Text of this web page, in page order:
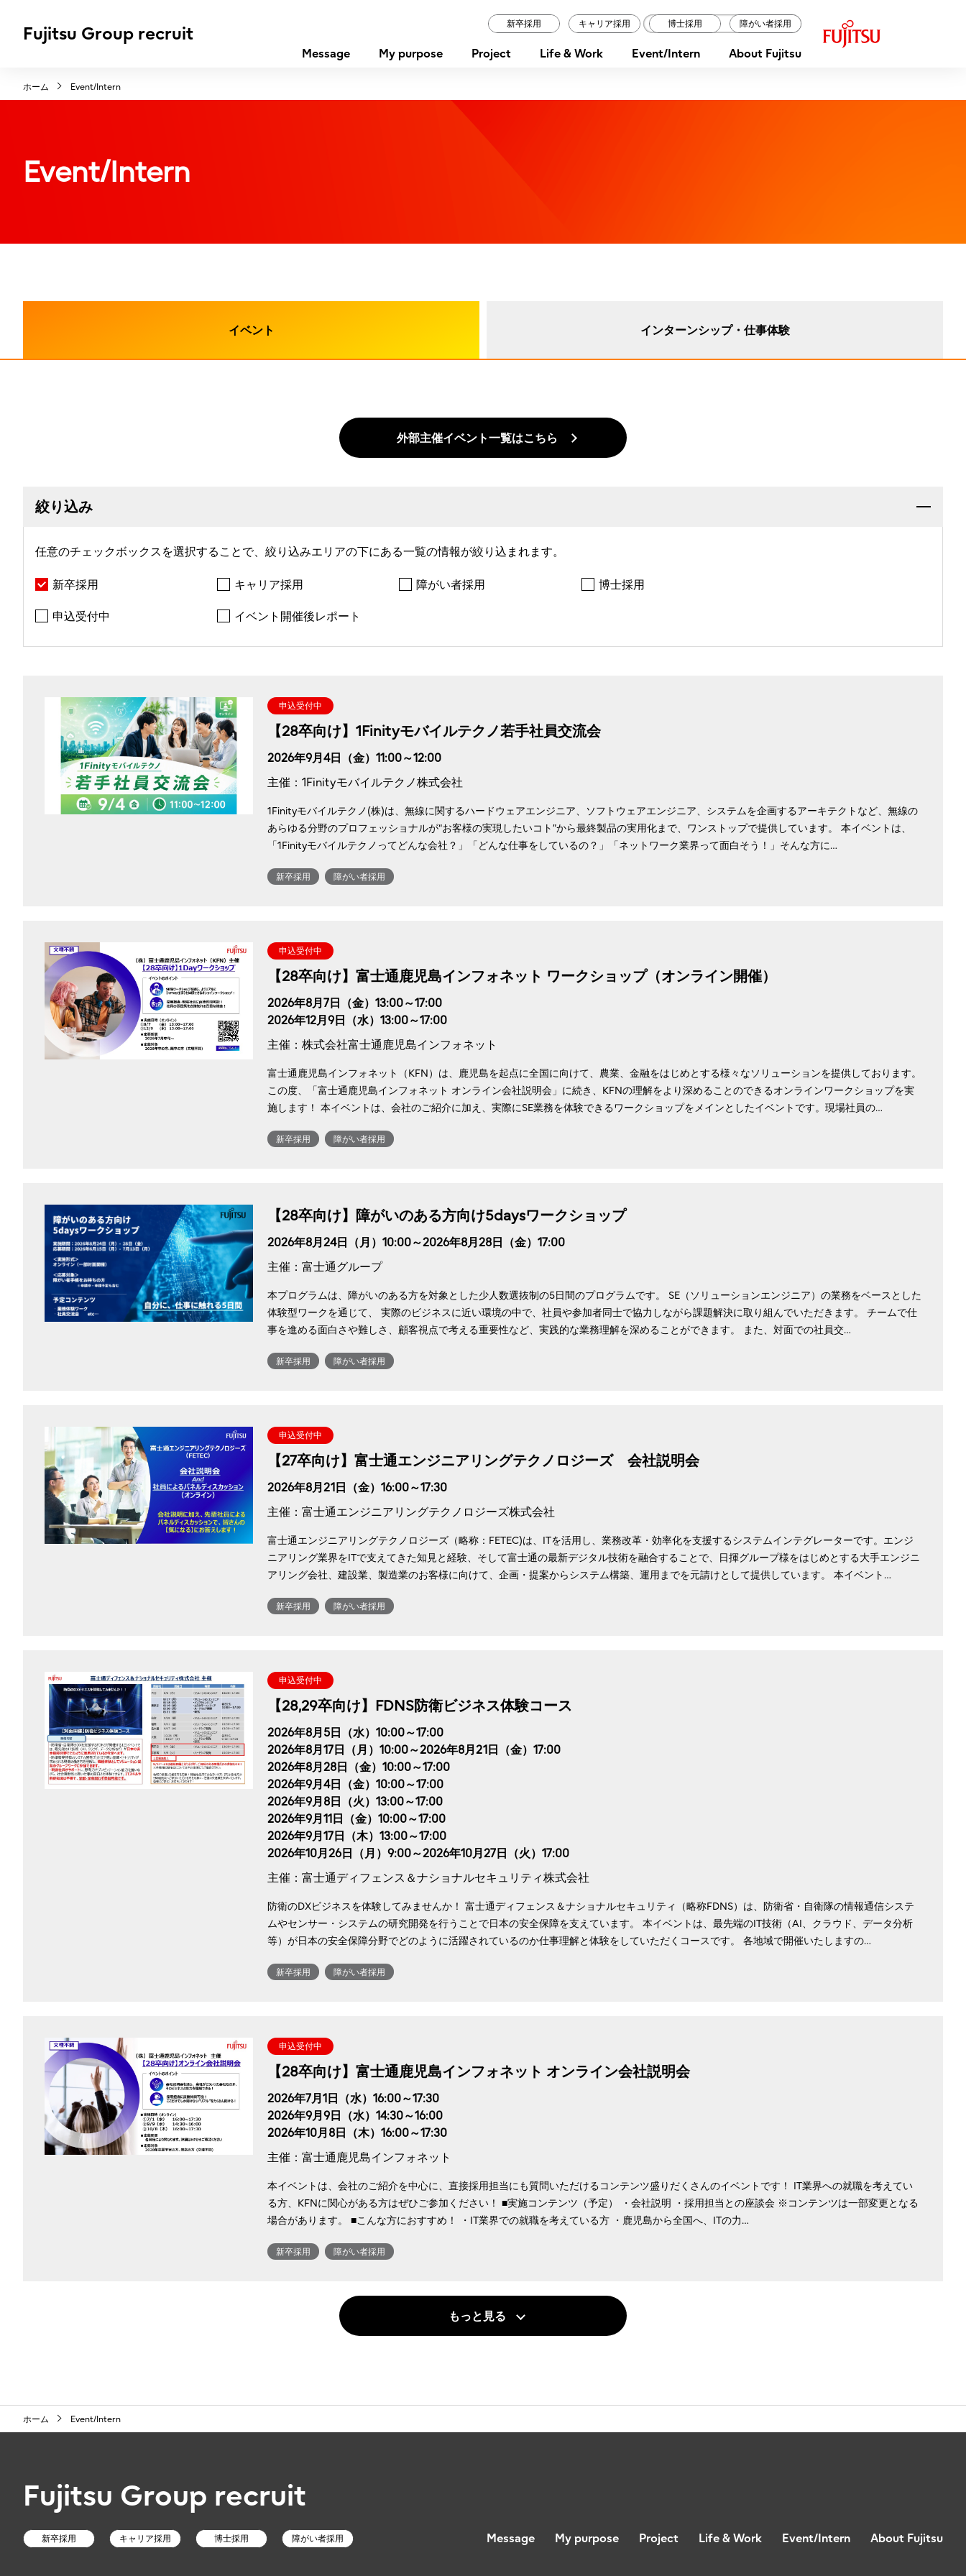
Fujitsu Group recruit 新卒採用 キャリア採用 博士採用 障がい者採用
Message My purpose Project Life & Work Event/Intern About Fujitsu
u
t
ホーム Event/Intern
Event/Intern
イベント インターンシップ・仕事体験
外部主催イベント一覧はこちら
絞り込み
任意のチェックボックスを選択することで、絞り込みエリアの下にある一覧の情報が絞り込まれます。
新卒採用 キャリア採用 障がい者採用 博士採用
申込受付中 イベント開催後レポート
申込受付中
【28卒向け】1Finityモバイルテクノ若手社員交流会
2026年9月4日（金）11:00～12:00
主催：1Finityモバイルテクノ株式会社
1Finityモバイルテクノ(株)は、無線に関するハードウェアエンジニア、ソフトウェアエンジニア、システムを企画するアーキテクトなど、無線の
あらゆる分野のプロフェッショナルが“お客様の実現したいコト”から最終製品の実用化まで、ワンストップで提供しています。 本イベントは、
「1Finityモバイルテクノってどんな会社？」「どんな仕事をしているの？」「ネットワーク業界って面白そう！」そんな方に…
新卒採用 障がい者採用
申込受付中
【28卒向け】富士通鹿児島インフォネット ワークショップ（オンライン開催）
2026年8月7日（金）13:00～17:00
2026年12月9日（水）13:00～17:00
主催：株式会社富士通鹿児島インフォネット
富士通鹿児島インフォネット（KFN）は、鹿児島を起点に全国に向けて、農業、金融をはじめとする様々なソリューションを提供しております。
この度、「富士通鹿児島インフォネット オンライン会社説明会」に続き、KFNの理解をより深めることのできるオンラインワークショップを実
施します！ 本イベントは、会社のご紹介に加え、実際にSE業務を体験できるワークショップをメインとしたイベントです。現場社員の…
新卒採用 障がい者採用
【28卒向け】障がいのある方向け5daysワークショップ
2026年8月24日（月）10:00～2026年8月28日（金）17:00
主催：富士通グループ
本プログラムは、障がいのある方を対象とした少人数選抜制の5日間のプログラムです。 SE（ソリューションエンジニア）の業務をベースとした
体験型ワークを通じて、 実際のビジネスに近い環境の中で、社員や参加者同士で協力しながら課題解決に取り組んでいただきます。 チームで仕
事を進める面白さや難しさ、顧客視点で考える重要性など、実践的な業務理解を深めることができます。 また、対面での社員交…
新卒採用 障がい者採用
申込受付中
【27卒向け】富士通エンジニアリングテクノロジーズ 会社説明会
2026年8月21日（金）16:00～17:30
主催：富士通エンジニアリングテクノロジーズ株式会社
富士通エンジニアリングテクノロジーズ（略称：FETEC)は、ITを活用し、業務改革・効率化を支援するシステムインテグレーターです。エンジ
ニアリング業界をITで支えてきた知見と経験、そして富士通の最新デジタル技術を融合することで、日揮グループ様をはじめとする大手エンジニ
アリング会社、建設業、製造業のお客様に向けて、企画・提案からシステム構築、運用までを元請けとして提供しています。 本イベント…
新卒採用 障がい者採用
申込受付中
【28,29卒向け】FDNS防衛ビジネス体験コース
2026年8月5日（水）10:00～17:00
2026年8月17日（月）10:00～2026年8月21日（金）17:00
2026年8月28日（金）10:00～17:00
2026年9月4日（金）10:00～17:00
2026年9月8日（火）13:00～17:00
2026年9月11日（金）10:00～17:00
2026年9月17日（木）13:00～17:00
2026年10月26日（月）9:00～2026年10月27日（火）17:00
主催：富士通ディフェンス＆ナショナルセキュリティ株式会社
防衛のDXビジネスを体験してみませんか！ 富士通ディフェンス＆ナショナルセキュリティ（略称FDNS）は、防衛省・自衛隊の情報通信システ
ムやセンサー・システムの研究開発を行うことで日本の安全保障を支えています。 本イベントは、最先端のIT技術（AI、クラウド、データ分析
等）が日本の安全保障分野でどのように活躍されているのか仕事理解と体験をしていただくコースです。 各地域で開催いたしますの…
新卒採用 障がい者採用
申込受付中
【28卒向け】富士通鹿児島インフォネット オンライン会社説明会
2026年7月1日（水）16:00～17:30
2026年9月9日（水）14:30～16:00
2026年10月8日（木）16:00～17:30
主催：富士通鹿児島インフォネット
本イベントは、会社のご紹介を中心に、直接採用担当にも質問いただけるコンテンツ盛りだくさんのイベントです！ IT業界への就職を考えてい
る方、KFNに関心がある方はぜひご参加ください！ ■実施コンテンツ（予定） ・会社説明 ・採用担当との座談会 ※コンテンツは一部変更となる
場合があります。 ■こんな方におすすめ！ ・IT業界での就職を考えている方 ・鹿児島から全国へ、ITの力…
新卒採用 障がい者採用
もっと見る
ホーム Event/Intern
Fujitsu Group recruit
新卒採用 キャリア採用 博士採用 障がい者採用 Message My purpose Project Life & Work Event/Intern About Fujitsu